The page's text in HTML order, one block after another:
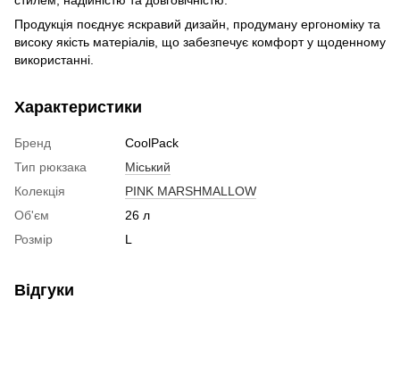
Продукція поєднує яскравий дизайн, продуману ергономіку та
високу якість матеріалів, що забезпечує комфорт у щоденному
використанні.
Характеристики
Бренд
CoolPack
Тип рюкзака
Міський
Колекція
PINK MARSHMALLOW
Об'єм
26 л
Розмір
L
Відгуки